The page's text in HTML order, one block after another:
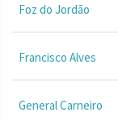
Foz do Jordão
Francisco Alves
General Carneiro